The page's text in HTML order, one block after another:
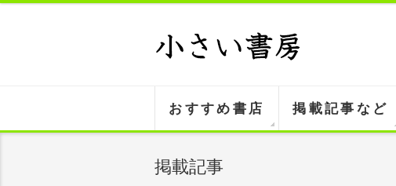
おすすめ書店 掲載記事など
掲載記事